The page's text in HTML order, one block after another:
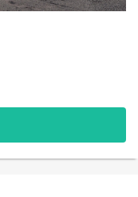
剤師：40代前半の男性
時に応援業務あり